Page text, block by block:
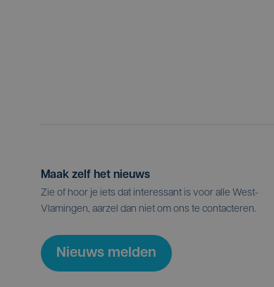
Maak zelf het nieuws
Zie of hoor je iets dat interessant is voor alle West-
Vlamingen, aarzel dan niet om ons te contacteren.
Nieuws melden